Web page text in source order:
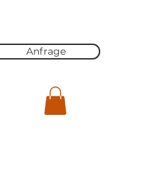
Anfrage